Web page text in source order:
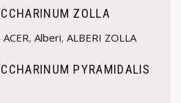
ZOLLA
ACER,Alberi,ALBERI ZOLLA
PYRAMIDALIS